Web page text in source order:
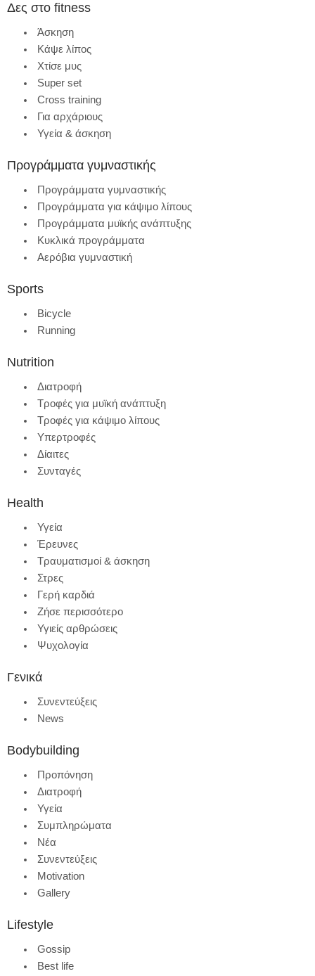
Δες στο fitness
Άσκηση
Κάψε λίπος
Χτίσε μυς
Super set
Cross training
Για αρχάριους
Υγεία & άσκηση
Προγράμματα γυμναστικής
Προγράμματα γυμναστικής
Προγράμματα για κάψιμο λίπους
Προγράμματα μυϊκής ανάπτυξης
Κυκλικά προγράμματα
Αερόβια γυμναστική
Sports
Bicycle
Running
Nutrition
Διατροφή
Τροφές για μυϊκή ανάπτυξη
Τροφές για κάψιμο λίπους
Υπερτροφές
Δίαιτες
Συνταγές
Health
Υγεία
Έρευνες
Τραυματισμοί & άσκηση
Στρες
Γερή καρδιά
Ζήσε περισσότερο
Υγιείς αρθρώσεις
Ψυχολογία
Γενικά
Συνεντεύξεις
News
Bodybuilding
Προπόνηση
Διατροφή
Υγεία
Συμπληρώματα
Νέα
Συνεντεύξεις
Motivation
Gallery
Lifestyle
Gossip
Best life